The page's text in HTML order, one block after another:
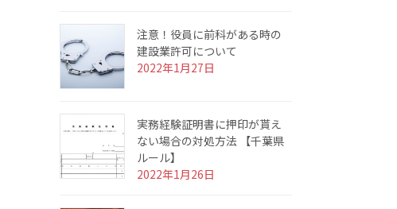
注意！役員に前科がある時の
建設業許可について
2022年1月27日
実務経験証明書に押印が貰え
ない場合の対処方法 【千葉県
ルール】
2022年1月26日